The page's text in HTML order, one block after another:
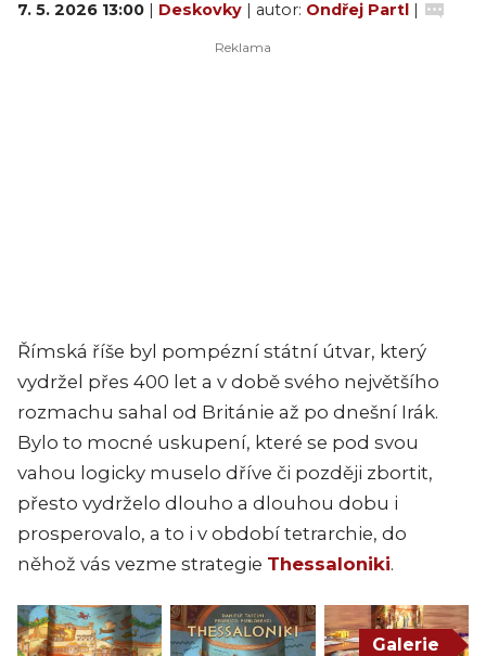
7. 5. 2026 13:00 | Deskovky | autor: Ondřej Partl |
Římská říše byl pompézní státní útvar, který
vydržel přes 400 let a v době svého největšího
rozmachu sahal od Británie až po dnešní Irák.
Bylo to mocné uskupení, které se pod svou
vahou logicky muselo dříve či později zbortit,
přesto vydrželo dlouho a dlouhou dobu i
prosperovalo, a to i v období tetrarchie, do
něhož vás vezme strategie Thessaloniki.
Galerie